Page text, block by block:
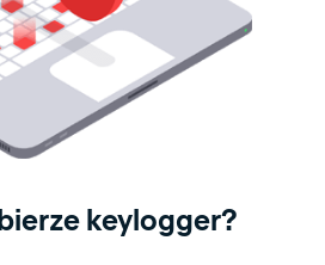
keylogger?